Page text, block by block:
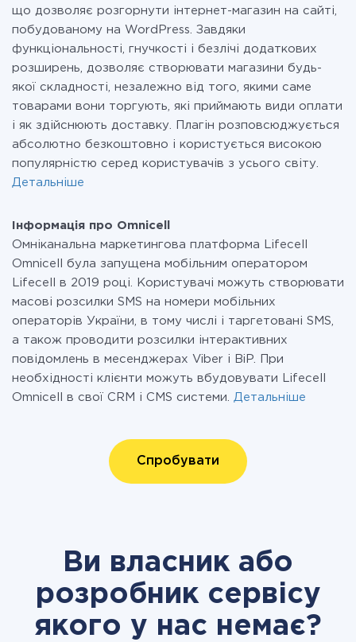
що дозволяє розгорнути інтернет-магазин на сайті,
побудованому на WordPress. Завдяки
функціональності, гнучкості і безлічі додаткових
розширень, дозволяє створювати магазини будь-
якої складності, незалежно від того, якими саме
товарами вони торгують, які приймають види оплати
і як здійснюють доставку. Плагін розповсюджується
абсолютно безкоштовно і користується високою
популярністю серед користувачів з усього світу.
Детальніше
Інформація про Omnicell
Омніканальна маркетингова платформа Lifecell
Omnicell була запущена мобільним оператором
Lifecell в 2019 році. Користувачі можуть створювати
масові розсилки SMS на номери мобільних
операторів України, в тому числі і таргетовані SMS,
а також проводити розсилки інтерактивних
повідомлень в месенджерах Viber і BiP. При
необхідності клієнти можуть вбудовувати Lifecell
Omnicell в свої CRM і CMS системи. Детальніше
Спробувати
Ви власник або
розробник сервісу
якого у нас немає?